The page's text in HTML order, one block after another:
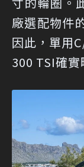
廠選配物件
因此，單用
300 TSI確實